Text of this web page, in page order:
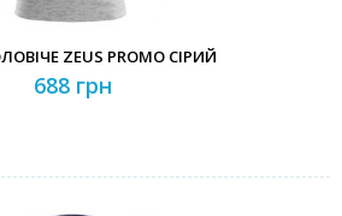
ZEUS PROMO СІРИЙ
688 грн